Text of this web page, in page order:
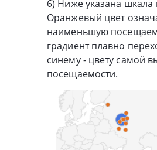
6) Ниже указана
Оранжевый цвет
наименьшую
градиент плавно
синему - цвету самой
посещаемости.